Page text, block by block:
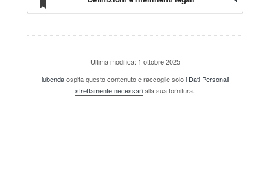
Ultima modifica: 1 ottobre 2025
iubendaospita questo contenuto e raccoglie soloi Dati Personali
strettamente necessarialla sua fornitura.